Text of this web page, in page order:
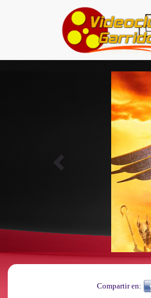
Compartir en: